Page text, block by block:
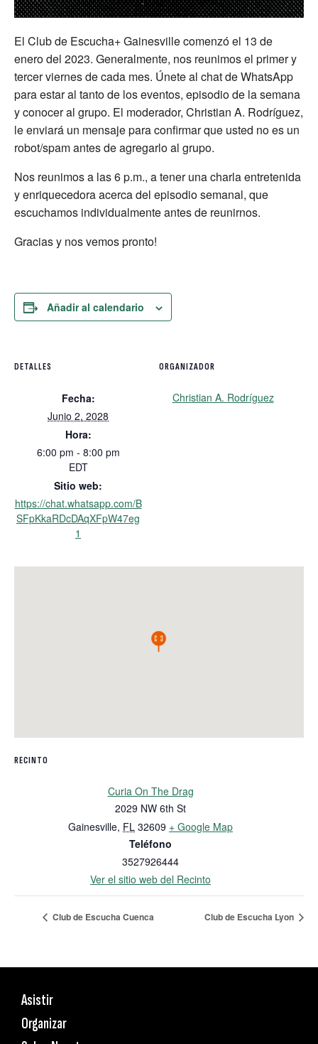
El Club de Escucha+ Gainesville comenzó el 13 de
enero del 2023. Generalmente, nos reunimos el primer y
tercer viernes de cada mes. Únete al chat de WhatsApp
para estar al tanto de los eventos, episodio de la semana
y conocer al grupo. El moderador, Christian A. Rodríguez,
le enviará un mensaje para confirmar que usted no es un
robot/spam antes de agregarlo al grupo.
Nos reunimos a las 6 p.m., a tener una charla entretenida
y enriquecedora acerca del episodio semanal, que
escuchamos individualmente antes de reunirnos.
Gracias y nos vemos pronto!
Añadir al calendario
DETALLES
Fecha:
Junio 2, 2028
Hora:
6:00 pm - 8:00 pm
EDT
Sitio web:
https://chat.whatsapp.com/B
SFpKkaRDcDAqXFpW47eg
1
ORGANIZADOR
Christian A. Rodríguez
RECINTO
Curia On The Drag
2029 NW 6th St
Gainesville, FL 32609 + Google Map
Teléfono
3527926444
Ver el sitio web del Recinto
Club de Escucha Cuenca Club de Escucha Lyon
Asistir
Organizar